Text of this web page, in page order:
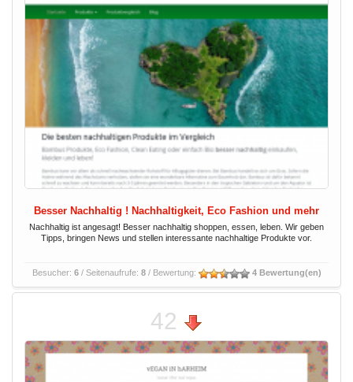
Besser Nachhaltig ! Nachhaltigkeit, Eco Fashion und mehr
Nachhaltig ist angesagt! Besser nachhaltig shoppen, essen, leben. Wir geben
Tipps, bringen News und stellen interessante nachhaltige Produkte vor.
Besucher: 6/ Seitenaufrufe: 8/ Bewertung: 4 Bewertung(en)
42